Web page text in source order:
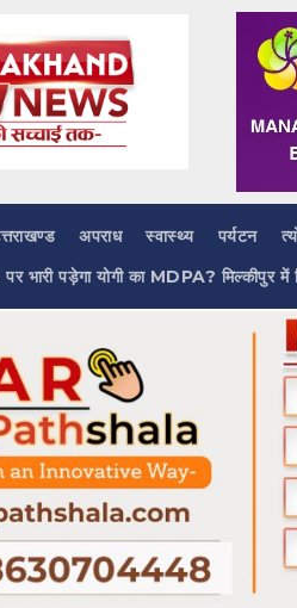
अपराध स्वास्थ्य पर्यटन
पड़ेगा योगी का MDPA? मिल्कीपुर में